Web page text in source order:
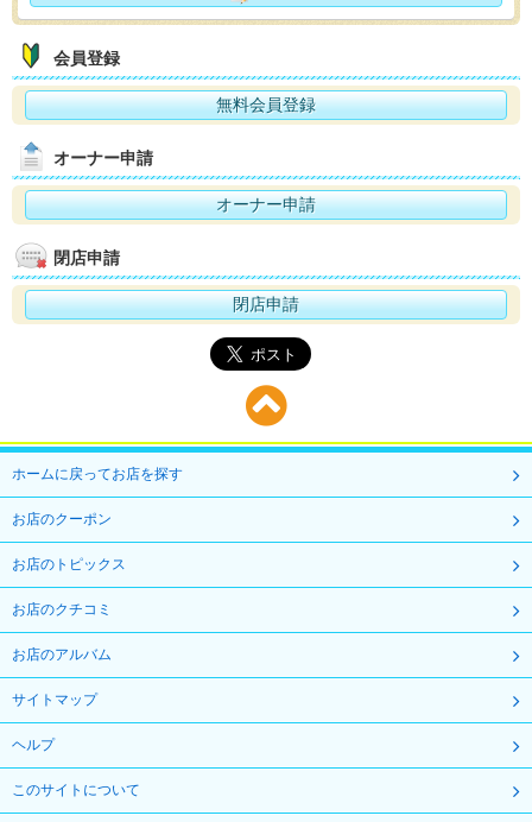
会員登録
無料会員登録
オーナー申請
オーナー申請
閉店申請
閉店申請
ホームに戻ってお店を探す
お店のクーポン
お店のトピックス
お店のクチコミ
お店のアルバム
サイトマップ
ヘルプ
このサイトについて